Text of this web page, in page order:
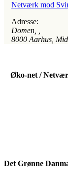
Netværk mod
Adresse:
Domen
8000 Aarhus,
Øko-net /
Det Grønne